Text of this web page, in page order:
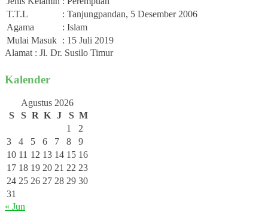
T.T.L
: Tanjungpandan, 5 Desember 2006
Agama
: Islam
Mulai Masuk : 15 Juli 2019
Alamat : Jl. Dr. Susilo Timur
Kalender
Agustus 2026
S
S R K J S M
1
2
3
4 5 6 7 8
9
10 11 12 13 14 15 16
17 18 19 20 21 22 23
24 25 26 27 28 29 30
31
« Jun